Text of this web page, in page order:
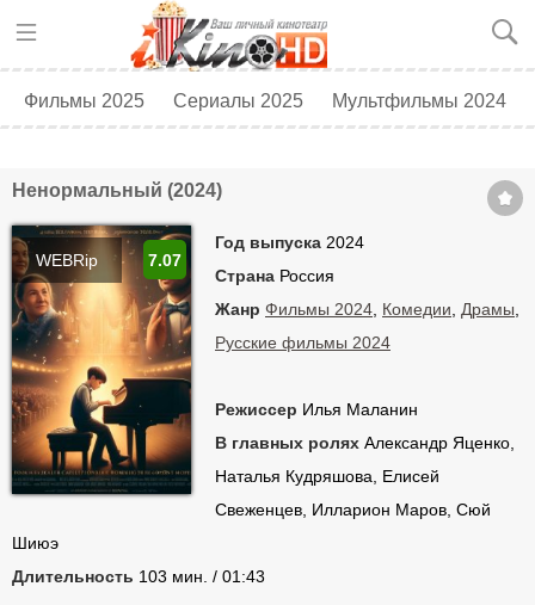
Фильмы 2025 Сериалы 2025 Мультфильмы 2024
Ненормальный (2024)
WEBRip
Год выпуска 2024
Страна Россия
Жанр Фильмы 2024 Комедии Драмы
Русские фильмы 2024
Режиссер Илья Маланин
В главных ролях Александр Яценко,
Наталья Кудряшова, Елисей
Свеженцев, Илларион Маров, Сюй
Шиюэ
Длительность 103 мин. / 01:43
7.07